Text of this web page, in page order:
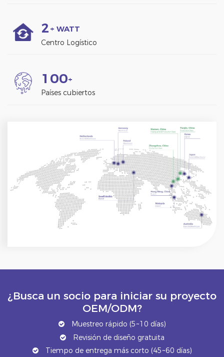
2 + WATT
Centro Logístico
1 00+
Países cubiertos
¿Busca un socio para iniciar su proyecto
OEM/ODM?
Muestreo rápido (5~10 días)
Revisión de diseño gratuita
Tiempo de entrega más corto (45~60 días)